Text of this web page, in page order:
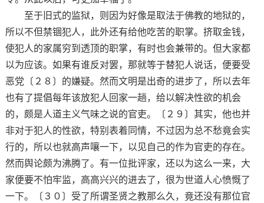
至于旧式的监狱，则因为好像是取法于佛教的地狱的，
所以不但禁锢犯人，此外还有给他吃苦的职掌。挤取金钱，
使犯人的家属穷到透顶的职掌，有时也会兼带的。但大家都
以为应该。如果有谁反对罢，那就等于替犯人说话，便要受
恶党〔２８〕的嫌疑。然而文明是出奇的进步了，所以去年
也有了提倡每年该放犯人回家一趟，给以解决性欲的机会
的，颇是人道主义气味之说的官吏。〔２９〕其实，他也并
非对于犯人的性欲，特别表着同情，不过因为总不愁竟会实
行的，所以也就高声嚷一下，以见自己的作为官吏的存在。
然而舆论颇为沸腾了。有一位批评家，还以为这么一来，大
家便要不怕牢监，高高兴兴的进去了，很为世道人心愤慨了
一下。〔３０〕受了所谓圣贤之教那么久，竟还没有那位官